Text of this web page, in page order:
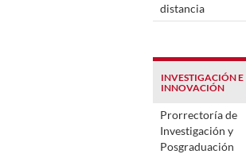
distancia
INVESTIGACIÓN E
INNOVACIÓN
Prorrectoría de
Investigación y
Posgraduación